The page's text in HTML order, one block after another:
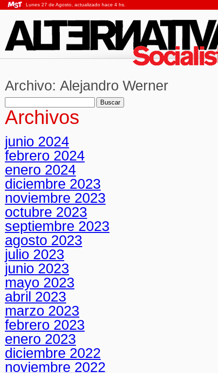
Lunes 27 de Agosto, actualizado hace 4 hs.
Archivo: Alejandro Werner
Buscar:
Archivos
junio 2024
febrero 2024
enero 2024
diciembre 2023
noviembre 2023
octubre 2023
septiembre 2023
agosto 2023
julio 2023
junio 2023
mayo 2023
abril 2023
marzo 2023
febrero 2023
enero 2023
diciembre 2022
noviembre 2022